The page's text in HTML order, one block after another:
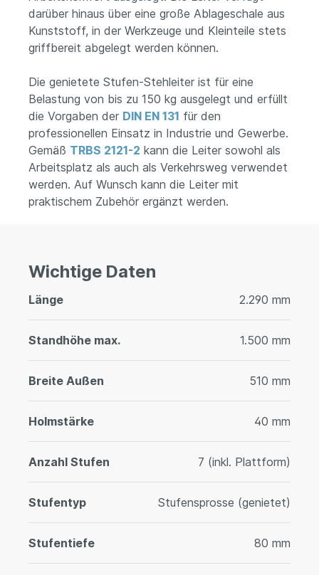
darüber hinaus über eine große Ablageschale aus
Kunststoff, in der Werkzeuge und Kleinteile stets
griffbereit abgelegt werden können.
Die genietete Stufen-Stehleiter ist für eine
Belastung von bis zu 150 kg ausgelegt und erfüllt
die Vorgaben der DIN EN 131 für den
professionellen Einsatz in Industrie und Gewerbe.
Gemäß TRBS 2121-2 kann die Leiter sowohl als
Arbeitsplatz als auch als Verkehrsweg verwendet
werden. Auf Wunsch kann die Leiter mit
praktischem Zubehör ergänzt werden.
Wichtige Daten
Länge 2.290 mm
Standhöhe max. 1.500 mm
Breite Außen 510 mm
Holmstärke 40 mm
Anzahl Stufen 7 (inkl. Plattform)
Stufentyp Stufensprosse (genietet)
Stufentiefe 80 mm